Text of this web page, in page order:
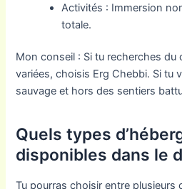
Activités : Immersion
totale.
Mon conseil : Si tu recherches
variées, choisis Erg Chebbi. Si tu
sauvage et hors des sentiers
Quels types
disponibles dans le
Tu pourras choisir entre